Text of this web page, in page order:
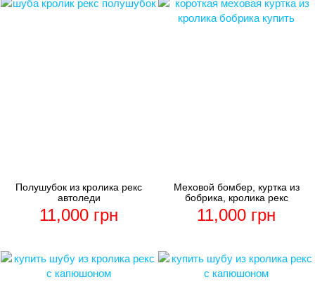
Меховой бомбер, куртка из
бобрика, кролика рекс
11,000 грн
Полушубок из кролика рекс
автоледи
11,000 грн